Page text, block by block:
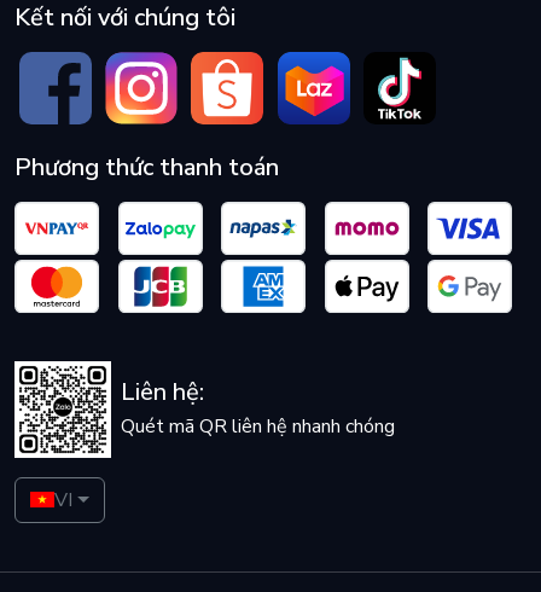
Kết nối với chúng tôi
Phương thức thanh toán
Liên hệ:
Quét mã QR liên hệ nhanh chóng
VI